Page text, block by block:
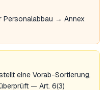
Personalabbau → Annex
eine Vorab-Sortierung,
— Art. 6(3)